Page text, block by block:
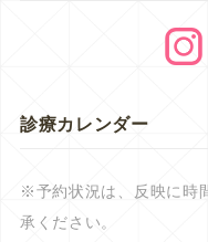
診療カレンダー
※予約状況は、反映に時
承ください。